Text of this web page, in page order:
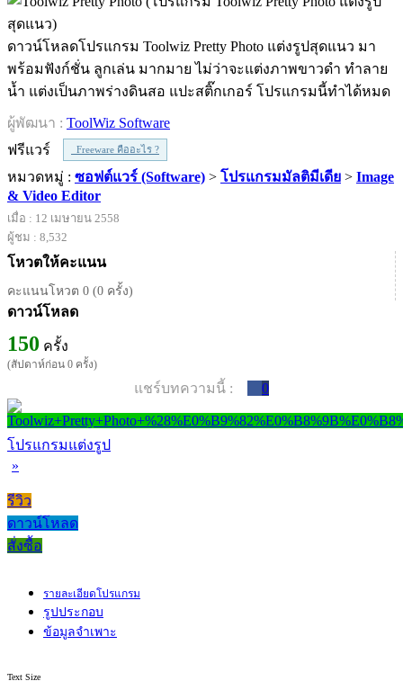
ดาวน์โหลดโปรแกรม Toolwiz Pretty Photo แต่งรูปสุดแนว มา
พร้อมฟังก์ชั่น ลูกเล่น มากมาย ไม่ว่าจะแต่งภาพขาวดำ ทำลาย
น้ำ แต่งเป็นภาพร่างดินสอ แปะสติ๊กเกอร์ โปรแกรมนี้ทำได้หมด
ผู้พัฒนา : ToolWiz Software
ฟรีแวร์
Freeware คืออะไร ?
หมวดหมู่ : ซอฟต์แวร์ (Software) > โปรแกรมมัลติมีเดีย > Image
& Video Editor
เมื่อ : 12 เมษายน 2558
ผู้ชม : 8,532
โหวตให้คะแนน
คะแนนโหวต 0 (0 ครั้ง)
ดาวน์โหลด
150 ครั้ง
(สัปดาห์ก่อน 0 ครั้ง)
แชร์บทความนี้ : 0
โปรแกรมแต่งรูป
»
รีวิว
ดาวน์โหลด
สั่งซื้อ
รายละเอียดโปรแกรม
รูปประกอบ
ข้อมูลจำเพาะ
Text Size